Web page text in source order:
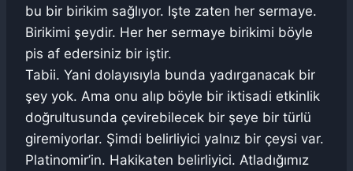
bu bir birikim sağlıyor. Işte zaten her sermaye.
Birikimi şeydir. Her her sermaye birikimi böyle
pis af edersiniz bir iştir.
Tabii. Yani dolayısıyla bunda yadırganacak bir
şey yok. Ama onu alıp böyle bir iktisadi etkinlik
doğrultusunda çevirebilecek bir şeye bir türlü
giremiyorlar. Şimdi belirliyici yalnız bir çeysi var.
Platinomir’in. Hakikaten belirliyici. Atladığımız